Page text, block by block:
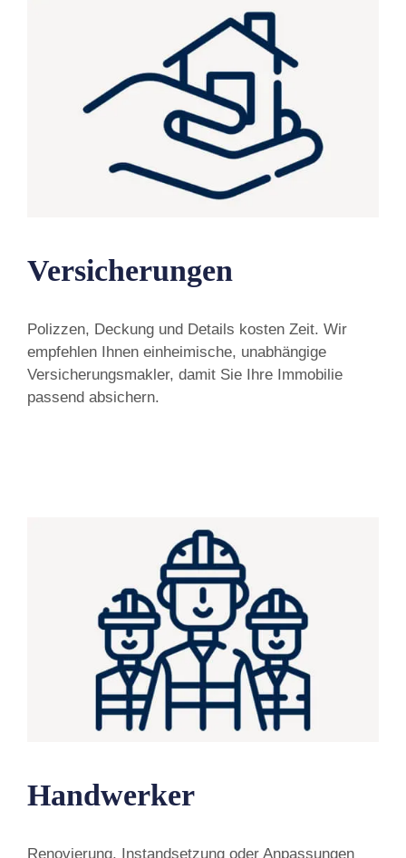
Versicherungen
Polizzen, Deckung und Details kosten Zeit. Wir
empfehlen Ihnen einheimische, unabhängige
Versicherungsmakler, damit Sie Ihre Immobilie
passend absichern.
Handwerker
Renovierung, Instandsetzung oder Anpassungen